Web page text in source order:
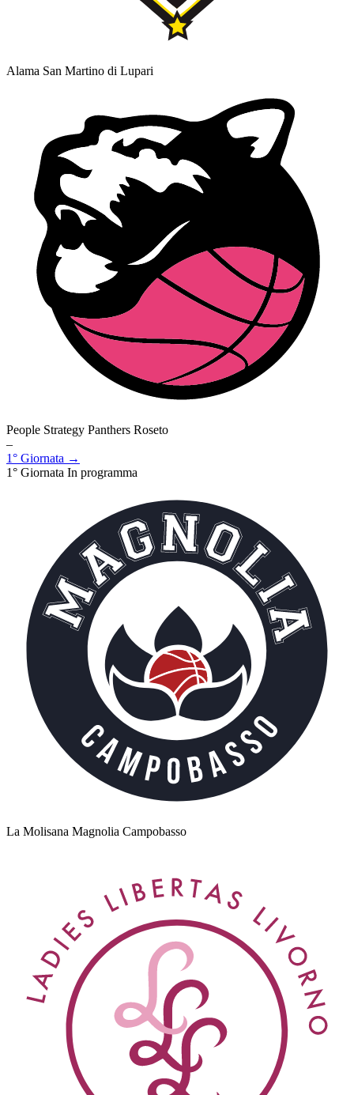
Alama San Martino di Lupari
People Strategy Panthers Roseto
–
1° Giornata →
1° Giornata In programma
La Molisana Magnolia Campobasso